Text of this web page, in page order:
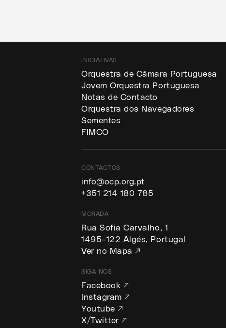
INICIATIVAS
Orquestra de Câmara Portuguesa
Jovem Orquestra Portuguesa
Notas de Contacto
Orquestra dos Navegadores
Sementes
FIMCO
CONTACTOS
info@ocp.org.pt
+351 214 180 785
MORADA
Rua Sofia Carvalho, 1
1495–122 Algés, Portugal
Ver no Mapa ↗
SIGA-NOS
Facebook ↗
Instagram ↗
Youtube ↗
X/Twitter ↗